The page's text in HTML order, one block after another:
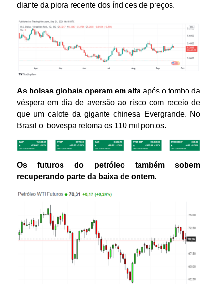
diante da piora recente dos índices de preços.
As bolsas globais operam em alta após o tombo da
véspera em dia de aversão ao risco com receio de
que um calote da gigante chinesa Evergrande. No
Brasil o Ibovespa retoma os 110 mil pontos.
Os futuros do petróleo também sobem
recuperando parte da baixa de ontem.